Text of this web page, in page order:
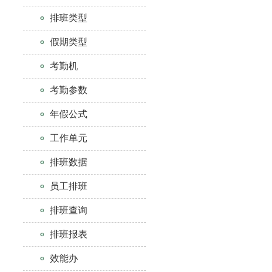
排班类型
假期类型
考勤机
考勤参数
年假公式
工作单元
排班数据
员工排班
排班查询
排班报表
效能办